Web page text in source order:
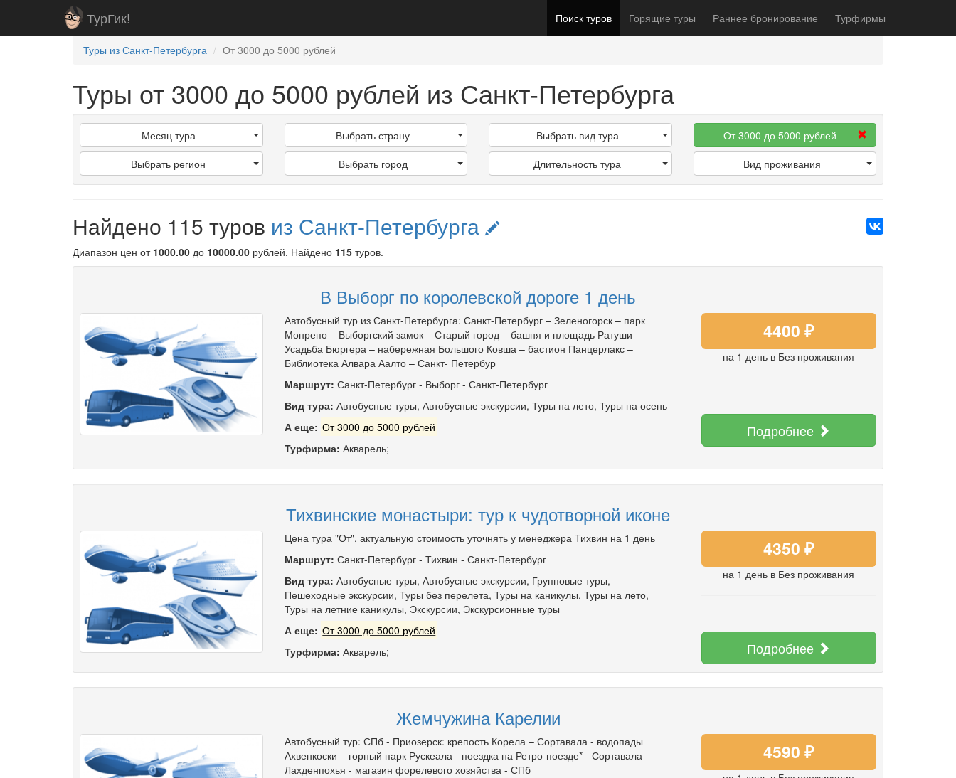
ТурГик! Поиск туров Горящие туры Раннее бронирование Турфирмы
Туры из Санкт-Петербурга От 3000 до 5000 рублей
Туры от 3000 до 5000 рублей из Санкт-Петербурга
Месяц тура
Выбрать регион
Выбрать страну
Выбрать город
Выбрать вид тура
Длительность тура
От 3000 до 5000 рублей
Вид проживания
Найдено 115 туров из Санкт-Петербурга
Диапазон цен от 1000.00 до 10000.00 рублей. Найдено 115 туров.
В Выборг по королевской дороге 1 день
Автобусный тур из Санкт-Петербурга: Санкт-Петербург – Зеленогорск – парк
Монрепо – Выборгский замок – Старый город – башня и площадь Ратуши –
Усадьба Бюргера – набережная Большого Ковша – бастион Панцерлакс –
Библиотека Алвара Аалто – Санкт- Петербур
Маршрут: Санкт-Петербург- Выборг- Санкт-Петербург
Вид тура: Автобусные туры, Автобусные экскурсии, Туры на лето, Туры на осень
А еще: От 3000 до 5000 рублей
Турфирма: Акварель;
4400 ₽
на 1 день в Без проживания
Подробнее
Тихвинские монастыри: тур к чудотворной иконе
Цена тура "От", актуальную стоимость уточнять у менеджера Тихвин на 1 день
Маршрут: Санкт-Петербург- Тихвин - Санкт-Петербург
Вид тура: Автобусные туры, Автобусные экскурсии, Групповые туры,
Пешеходные экскурсии, Туры без перелета, Туры на каникулы, Туры на лето,
Туры на летние каникулы, Экскурсии, Экскурсионные туры
А еще: От 3000 до 5000 рублей
Турфирма: Акварель;
4350 ₽
на 1 день в Без проживания
Подробнее
Жемчужина Карелии
Автобусный тур: СПб - Приозерск: крепость Корела – Сортавала - водопады
Ахвенкоски – горный парк Рускеала - поездка на Ретро-поезде* - Сортавала –
Лахденпохья - магазин форелевого хозяйства - СПб
4590 ₽